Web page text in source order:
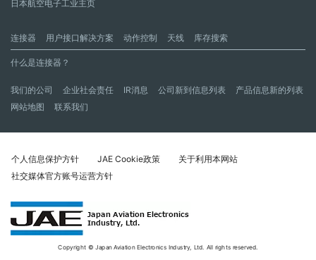
日本航空电子工业主页
连接器 用户接口解决方案 动作控制 天线 库存搜索
什么是连接器？
我们的公司 企业社会责任 IR消息 公司新到信息列表
产品信息新的列表
网站地图
联系我们
个人信息保护方针 JAE Cookie政策
关于利用本网站
社交媒体官方账号运营方针
Copyright © Japan Aviation Electronics Industry, Ltd. All rights reserved.